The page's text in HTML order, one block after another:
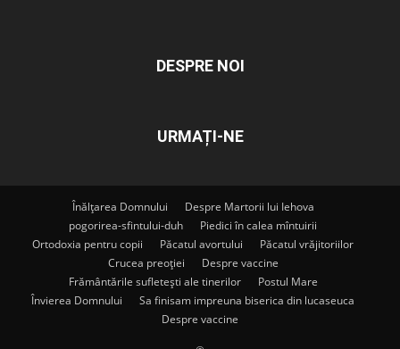
DESPRE NOI
URMAȚI-NE
Înălțarea Domnului
Despre Martorii lui Iehova
pogorirea-sfintului-duh
Piedici în calea mîntuirii
Ortodoxia pentru copii
Păcatul avortului
Păcatul vrăjitoriilor
Crucea preoției
Despre vaccine
Frământările sufletești ale tinerilor
Postul Mare
Învierea Domnului
Sa finisam impreuna biserica din lucaseuca
Despre vaccine